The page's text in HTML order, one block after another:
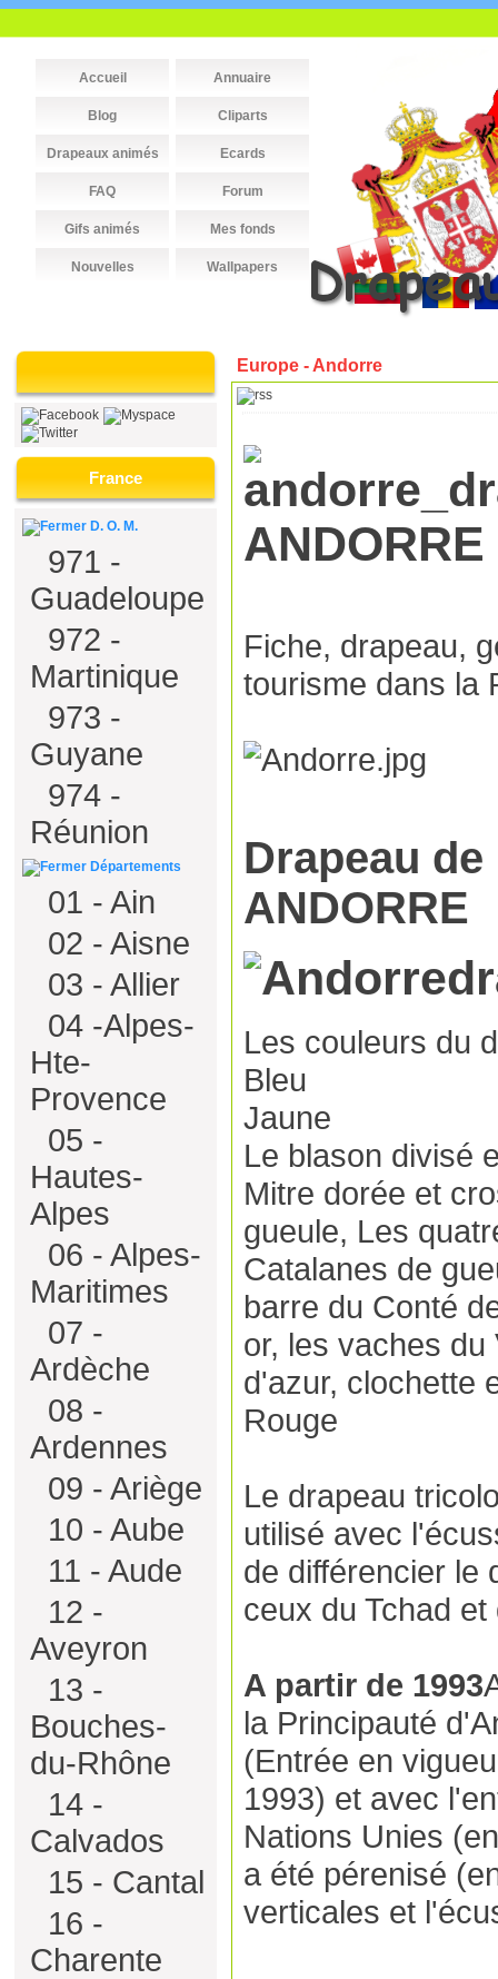
Accueil Annuaire
Blog Cliparts
Drapeaux animés Ecards
FAQ Forum
Gifs animés Mes fonds
Nouvelles Wallpapers
France
D. O. M.
971 -
Guadeloupe
972 -
Martinique
973 -
Guyane
974 -
Réunion
Départements
01 - Ain
02 - Aisne
03 - Allier
04 -Alpes-
Hte-
Provence
05 -
Hautes-
Alpes
06 - Alpes-
Maritimes
07 -
Ardèche
08 -
Ardennes
09 - Ariège
10 - Aube
11 - Aude
12 -
Aveyron
13 -
Bouches-
du-Rhône
14 -
Calvados
15 - Cantal
16 -
Charente
Europe - Andorre
ANDORRE
Fiche, drapeau,
tourisme dans la
Drapeau
ANDORRE
Les couleurs du
Bleu
Jaune
Le blason divisé
Mitre dorée et
gueule, Les
Catalanes de
barre du Conté
or, les vaches du
d'azur, clochette
Rouge
Le drapeau
utilisé avec
de différencier le
ceux du Tchad
A partir de 1993
la Principauté
(Entrée en
1993) et avec
Nations Unies
a été pérenisé
verticales et